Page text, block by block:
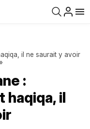
il ne saurait y avoir
:
haqiqa, il